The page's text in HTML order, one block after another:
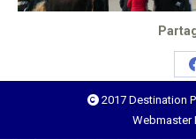
2017 Destination
Webmaster